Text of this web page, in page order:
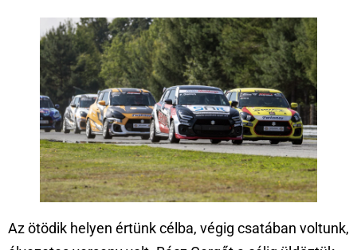
Az ötödik helyen értünk célba, végig csatában voltunk,